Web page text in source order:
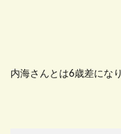
内海さんとは6歳差にな